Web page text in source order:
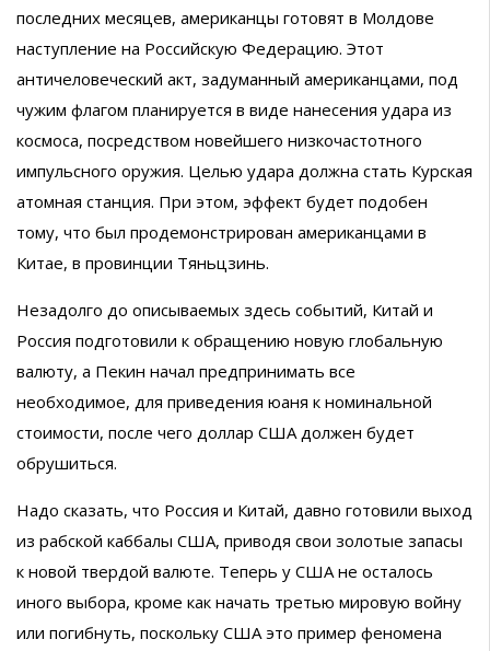
последних месяцев, американцы готовят в Молдове
наступление на Российскую Федерацию. Этот
античеловеческий акт, задуманный американцами, под
чужим флагом планируется в виде нанесения удара из
космоса, посредством новейшего низкочастотного
импульсного оружия. Целью удара должна стать Курская
атомная станция. При этом, эффект будет подобен
тому, что был продемонстрирован американцами в
Китае, в провинции Тяньцзинь.
Незадолго до описываемых здесь событий, Китай и
Россия подготовили к обращению новую глобальную
валюту, а Пекин начал предпринимать все
необходимое, для приведения юаня к номинальной
стоимости, после чего доллар США должен будет
обрушиться.
Надо сказать, что Россия и Китай, давно готовили выход
из рабской каббалы США, приводя свои золотые запасы
к новой твердой валюте. Теперь у США не осталось
иного выбора, кроме как начать третью мировую войну
или погибнуть, поскольку США это пример феномена